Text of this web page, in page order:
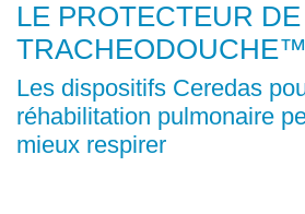
LE PROTECTEUR
TRACHEODOUCHE™
Les dispositifs Ceredas
réhabilitation pulmonaire
mieux respirer